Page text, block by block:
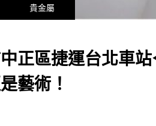
貴金屬
正區捷運台北車
藝術！